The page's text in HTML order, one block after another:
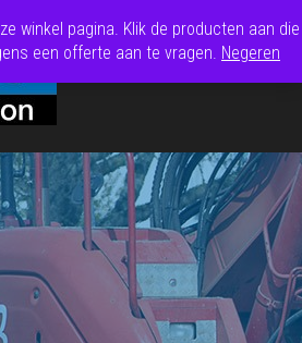
winkel pagina. Klik de producten aan die
een offerte aan te vragen. Negeren